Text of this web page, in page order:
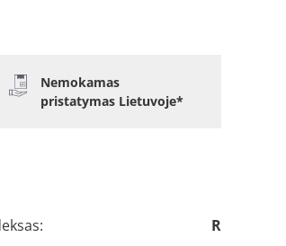
Nemokamas
pristatymas Lietuvoje*
R